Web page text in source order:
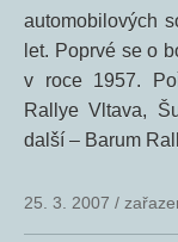
automobilových
let. Poprvé se o
v roce 1957.
Rallye Vltava,
další – Barum
25. 3. 2007 /